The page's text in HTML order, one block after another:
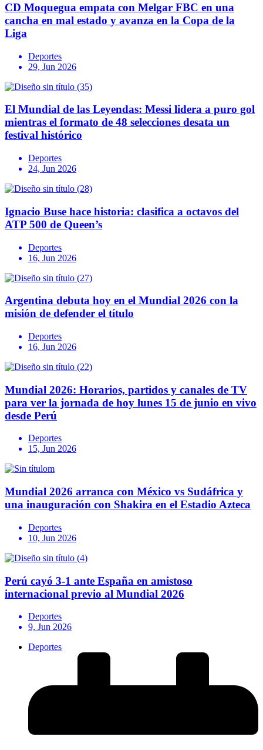
CD Moquegua empata con Melgar FBC en una
cancha en mal estado y avanza en la Copa de la
Liga
Deportes
29, Jun 2026
El Mundial de las Leyendas: Messi lidera a puro gol
mientras el formato de 48 selecciones desata un
festival histórico
Deportes
24, Jun 2026
Ignacio Buse hace historia: clasifica a octavos del
ATP 500 de Queen’s
Deportes
16, Jun 2026
Argentina debuta hoy en el Mundial 2026 con la
misión de defender el título
Deportes
16, Jun 2026
Mundial 2026: Horarios, partidos y canales de TV
para ver la jornada de hoy lunes 15 de junio en vivo
desde Perú
Deportes
15, Jun 2026
Mundial 2026 arranca con México vs Sudáfrica y
una inauguración con Shakira en el Estadio Azteca
Deportes
10, Jun 2026
Perú cayó 3-1 ante España en amistoso
internacional previo al Mundial 2026
Deportes
9, Jun 2026
Deportes